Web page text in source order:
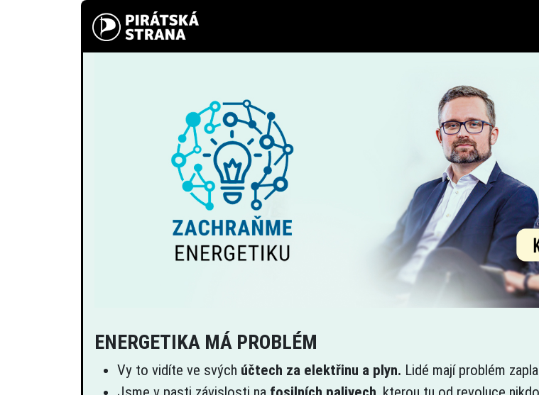
ENERGETIKA MÁ PROBLÉM
Vy to vidíte ve svých účtech za elektřinu a plyn. Lidé mají problém